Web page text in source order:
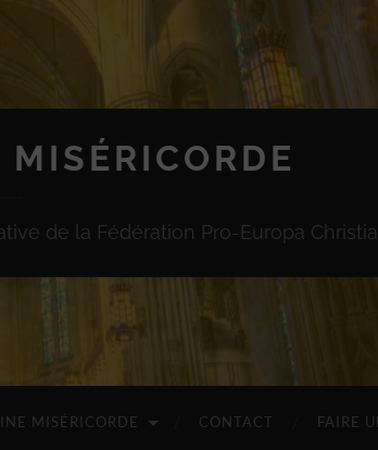
de la Fédération Pro-Europa
MISÉRICORDE CONTACT FAIRE